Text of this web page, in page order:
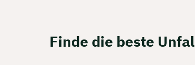
Finde die beste